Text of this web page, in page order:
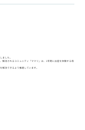
ました。
解消されるコミュニティ「ママリ」は、1年間に出産を体験する母
解決できるよう推進しています。